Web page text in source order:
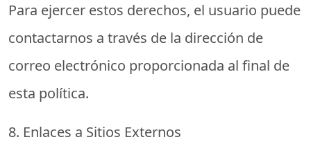
Para ejercer estos derechos, el usuario puede
contactarnos a través de la dirección de
correo electrónico proporcionada al final de
esta política.
8. Enlaces a Sitios Externos